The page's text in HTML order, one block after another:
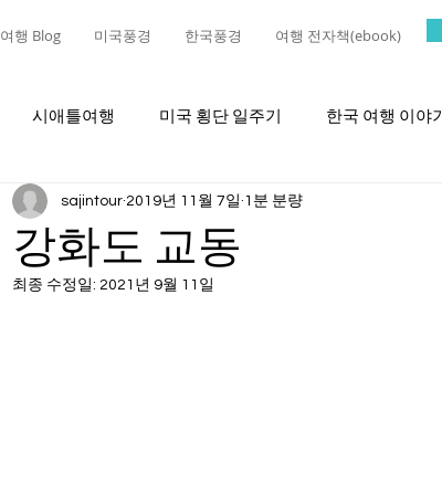
여행 Blog 미국풍경 한국풍경 여행 전자책(ebook)
시애틀여행 미국 횡단 일주기 한국 여행 이야기
강화도 교동
sajintour 2019년 11월 7일 1분 분량
최종 수정일: 2021년 9월 11일